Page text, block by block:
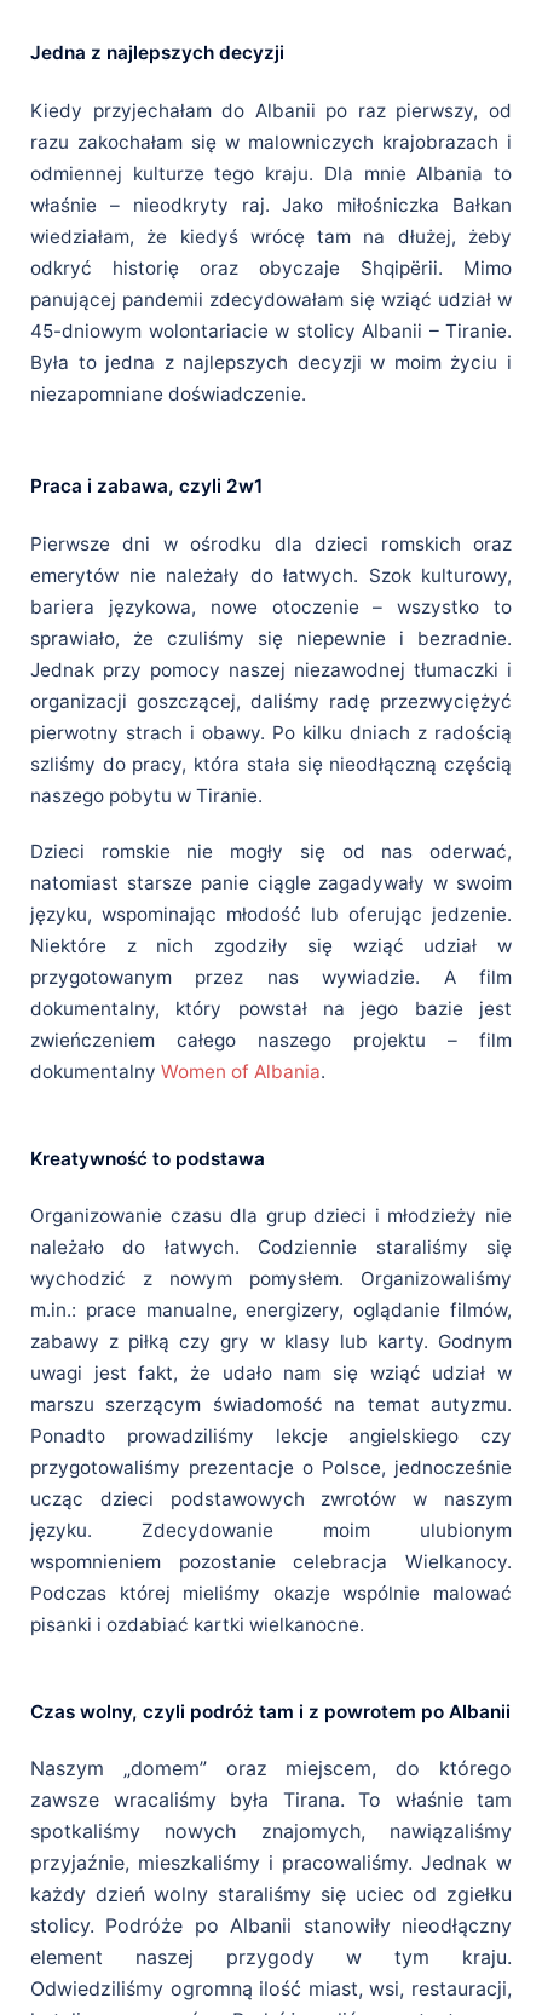
Jedna z najlepszych decyzji
Kiedy przyjechałam do Albanii po raz pierwszy, od
razu zakochałam się w malowniczych krajobrazach i
odmiennej kulturze tego kraju. Dla mnie Albania to
właśnie – nieodkryty raj. Jako miłośniczka Bałkan
wiedziałam, że kiedyś wrócę tam na dłużej, żeby
odkryć historię oraz obyczaje Shqipërii. Mimo
panującej pandemii zdecydowałam się wziąć udział w
45-dniowym wolontariacie w stolicy Albanii – Tiranie.
Była to jedna z najlepszych decyzji w moim życiu i
niezapomniane doświadczenie.
Praca i zabawa, czyli 2w1
Pierwsze dni w ośrodku dla dzieci romskich oraz
emerytów nie należały do łatwych. Szok kulturowy,
bariera językowa, nowe otoczenie – wszystko to
sprawiało, że czuliśmy się niepewnie i bezradnie.
Jednak przy pomocy naszej niezawodnej tłumaczki i
organizacji goszczącej, daliśmy radę przezwyciężyć
pierwotny strach i obawy. Po kilku dniach z radością
szliśmy do pracy, która stała się nieodłączną częścią
naszego pobytu w Tiranie.
Dzieci romskie nie mogły się od nas oderwać,
natomiast starsze panie ciągle zagadywały w swoim
języku, wspominając młodość lub oferując jedzenie.
Niektóre z nich zgodziły się wziąć udział w
przygotowanym przez nas wywiadzie. A film
dokumentalny, który powstał na jego bazie jest
zwieńczeniem całego naszego projektu – film
dokumentalny Women of Albania.
Kreatywność to podstawa
Organizowanie czasu dla grup dzieci i młodzieży nie
należało do łatwych. Codziennie staraliśmy się
wychodzić z nowym pomysłem. Organizowaliśmy
m.in.: prace manualne, energizery, oglądanie filmów,
zabawy z piłką czy gry w klasy lub karty. Godnym
uwagi jest fakt, że udało nam się wziąć udział w
marszu szerzącym świadomość na temat autyzmu.
Ponadto prowadziliśmy lekcje angielskiego czy
przygotowaliśmy prezentacje o Polsce, jednocześnie
ucząc dzieci podstawowych zwrotów w naszym
języku. Zdecydowanie moim ulubionym
wspomnieniem pozostanie celebracja Wielkanocy.
Podczas której mieliśmy okazje wspólnie malować
pisanki i ozdabiać kartki wielkanocne.
Czas wolny, czyli podróż tam i z powrotem po Albanii
Naszym „domem” oraz miejscem, do którego
zawsze wracaliśmy była Tirana. To właśnie tam
spotkaliśmy nowych znajomych, nawiązaliśmy
przyjaźnie, mieszkaliśmy i pracowaliśmy. Jednak w
każdy dzień wolny staraliśmy się uciec od zgiełku
stolicy. Podróże po Albanii stanowiły nieodłączny
element naszej przygody w tym kraju.
Odwiedziliśmy ogromną ilość miast, wsi, restauracji,